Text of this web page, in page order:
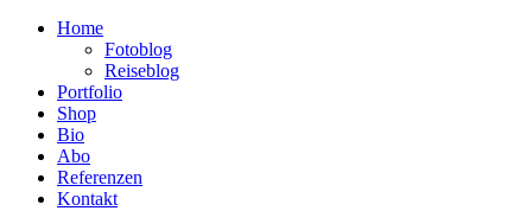
Home
Fotoblog
Reiseblog
Portfolio
Shop
Bio
Abo
Referenzen
Kontakt